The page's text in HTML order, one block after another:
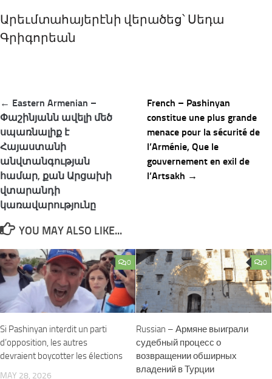
Արեւմտահայերէնի վերածեց՝ Սեդա
Գրիգորեան
Post
navigation
← Eastern Armenian –
Փաշինյանն ավելի մեծ
սպառնալիք է
Հայաստանի
անվտանգության
համար, քան Արցախի
վտարանդի
կառավարությունը
French – Pashinyan
constitue une plus grande
menace pour la sécurité de
l’Arménie, Que le
gouvernement en exil de
l’Artsakh →
YOU MAY ALSO LIKE...
0
Si Pashinyan interdit un parti
d’opposition, les autres
devraient boycotter les élections
MAY 28, 2026
0
Russian – Армяне выиграли
судебный процесс о
возвращении обширных
владений в Турции